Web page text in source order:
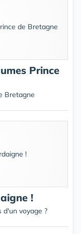
Prince
Bretagne
!
d'un voyage ?